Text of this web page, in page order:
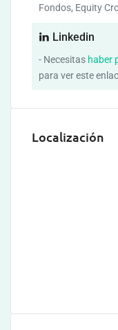
Fondos, Equity
Linkedin
- Necesitas haber
para ver este
Localización